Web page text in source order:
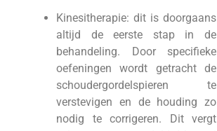
Kinesitherapie: dit is doorgaans
altijd de eerste stap in de
behandeling. Door specifieke
oefeningen wordt getracht de
schoudergordelspieren te
verstevigen en de houding zo
nodig te corrigeren. Dit vergt